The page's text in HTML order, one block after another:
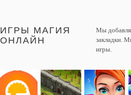
ИГРЫ МАГИЯ
ОНЛАЙН
Мы
закладки.
игры.